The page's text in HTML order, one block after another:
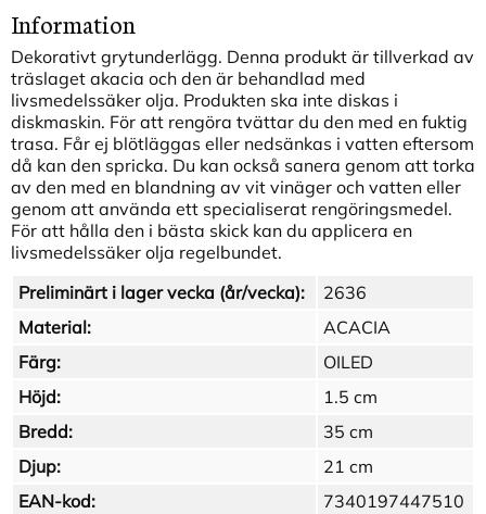
Information
Dekorativt grytunderlägg. Denna produkt är tillverkad av
träslaget akacia och den är behandlad med
livsmedelssäker olja. Produkten ska inte diskas i
diskmaskin. För att rengöra tvättar du den med en fuktig
trasa. Får ej blötläggas eller nedsänkas i vatten eftersom
då kan den spricka. Du kan också sanera genom att torka
av den med en blandning av vit vinäger och vatten eller
genom att använda ett specialiserat rengöringsmedel.
För att hålla den i bästa skick kan du applicera en
livsmedelssäker olja regelbundet.
Preliminärt i lager vecka (år/vecka):
2636
Material:
ACACIA
Färg:
OILED
Höjd:
1.5 cm
Bredd:
35 cm
Djup:
21 cm
EAN-kod:
7340197447510